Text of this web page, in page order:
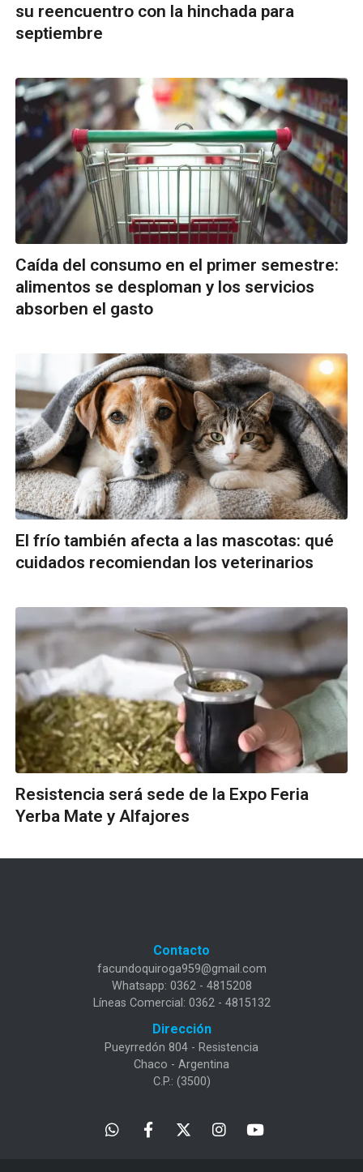
su reencuentro con la hinchada para
septiembre
Caída del consumo en el primer semestre:
alimentos se desploman y los servicios
absorben el gasto
El frío también afecta a las mascotas: qué
cuidados recomiendan los veterinarios
Resistencia será sede de la Expo Feria
Yerba Mate y Alfajores
Contacto
facundoquiroga959@gmail.com
Whatsapp: 0362 - 4815208
Líneas Comercial: 0362 - 4815132
Dirección
Pueyrredón 804 - Resistencia
Chaco - Argentina
C.P.: (3500)